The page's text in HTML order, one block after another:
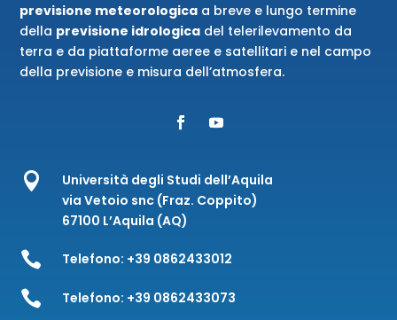
previsione meteorologica a breve e lungo termine
della previsione idrologica del telerilevamento da
terra e da piattaforme aeree e satellitari e nel campo
della previsione e misura dell’atmosfera.

Università degli Studi dell’Aquila
via Vetoio snc (Fraz. Coppito)
67100 L’Aquila (AQ)
 Telefono: +39 0862433012
 Telefono: +39 0862433073